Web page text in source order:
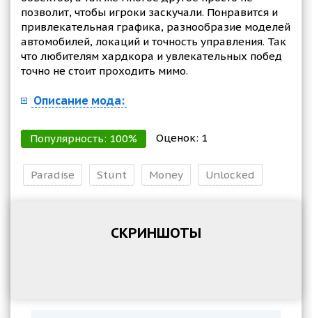
позволит, чтобы игроки заскучали. Понравится и
привлекательная графика, разнообразие моделей
автомобилей, локаций и точность управления. Так
что любителям хардкора и увлекательных побед
точно не стоит проходить мимо.
Описание мода:
Популярность: 100% Оценок: 1
Paradise Stunt Money Unlocked
СКРИНШОТЫ